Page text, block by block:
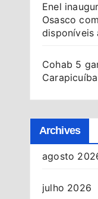
Enel
Osasco
disponíveis
Cohab 5
Carapicuíba
Archives
agosto
julho 2026